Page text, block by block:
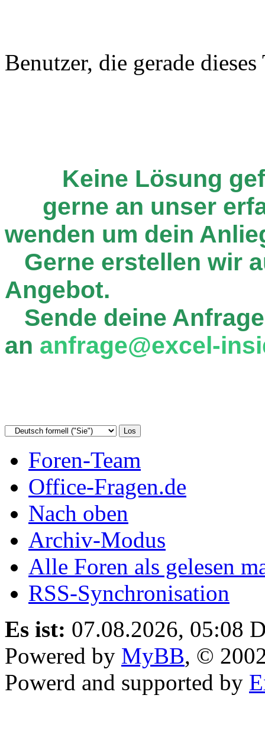
Benutzer, die gerade
Keine Lösung
gerne an unser
wenden um dein
Gerne erstellen wir
Angebot.
Sende deine
an anfrage@excel-
Foren-Team
Office-Fragen.de
Nach oben
Archiv-Modus
Alle Foren als gelesen
RSS-Synchronisation
Es ist: 07.08.2026, 05:08
Powered by MyBB, ©
Powerd and supported by